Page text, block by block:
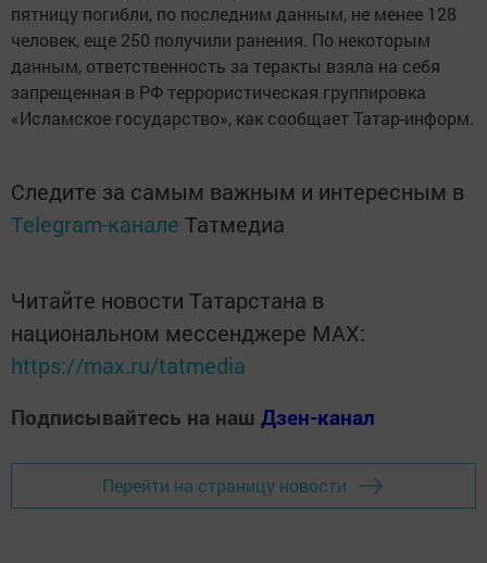
пятницу погибли, по последним данным, не менее 128
человек, еще 250 получили ранения. По некоторым
данным, ответственность за теракты взяла на себя
запрещенная в РФ террористическая группировка
«Исламское государство», как сообщает Татар-информ.
Следите за самым важным и интересным в
Telegram-канале Татмедиа
Читайте новости Татарстана в
национальном мессенджере MАХ:
https://max.ru/tatmedia
Подписывайтесь на наш Дзен-канал
Перейти на страницу новости